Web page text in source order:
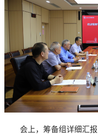
会上，筹备组详细汇